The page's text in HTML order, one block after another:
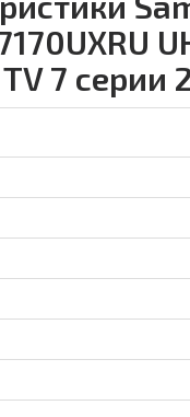
7 серии